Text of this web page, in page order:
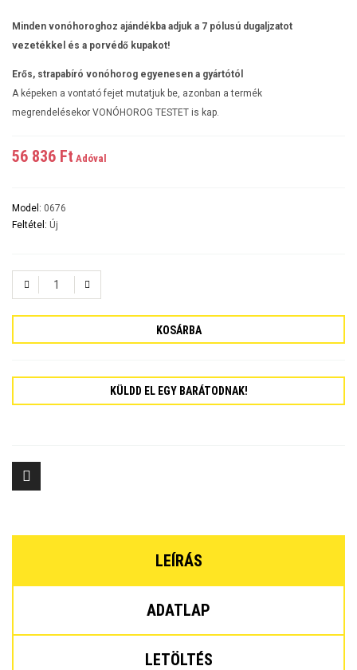
Minden vonóhoroghoz ajándékba adjuk a 7 pólusú dugaljzatot
vezetékkel és a porvédő kupakot!
Erős, strapabíró vonóhorog egyenesen a gyártótól
A képeken a vontató fejet mutatjuk be, azonban a termék
megrendelésekor VONÓHOROG TESTET is kap.
56 836 Ft‎ Adóval
Model: 0676
Feltétel: Új
KOSÁRBA
KÜLDD EL EGY BARÁTODNAK!
LEÍRÁS
ADATLAP
LETÖLTÉS